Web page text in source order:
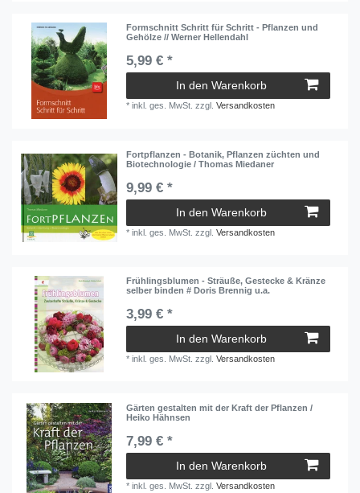
Formschnitt Schritt für Schritt - Pflanzen und
Gehölze // Werner Hellendahl
5,99 € *
In den Warenkorb
*inkl. ges. MwSt. zzgl.Versandkosten
Fortpflanzen - Botanik, Pflanzen züchten und
Biotechnologie / Thomas Miedaner
9,99 € *
In den Warenkorb
*inkl. ges. MwSt. zzgl.Versandkosten
Frühlingsblumen - Sträuße, Gestecke & Kränze
selber binden # Doris Brennig u.a.
3,99 € *
In den Warenkorb
*inkl. ges. MwSt. zzgl.Versandkosten
Gärten gestalten mit der Kraft der Pflanzen /
Heiko Hähnsen
7,99 € *
In den Warenkorb
*inkl. ges. MwSt. zzgl.Versandkosten